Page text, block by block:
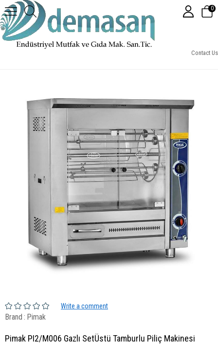
Contact Us
0
Pimak PI2/M006 Gazlı SetÜstü Tamburlu Piliç Makinesi
Write a comment
Brand : Pimak
Pimak PI2/M006 Gazlı SetÜstü Tamburlu Piliç Makinesi